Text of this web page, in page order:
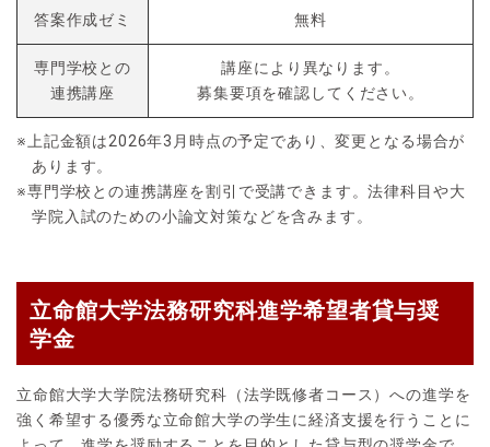
答案作成ゼミ 無料
専門学校との
連携講座
講座により異なります。
募集要項を確認してください。
※上記金額は2026年3月時点の予定であり、変更となる場合が
あります。
※専門学校との連携講座を割引で受講できます。法律科目や大
学院入試のための小論文対策などを含みます。
立命館大学法務研究科進学希望者貸与奨
学金
立命館大学大学院法務研究科（法学既修者コース）への進学を
強く希望する優秀な立命館大学の学生に経済支援を行うことに